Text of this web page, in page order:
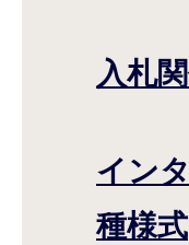
入札
イン
種様式